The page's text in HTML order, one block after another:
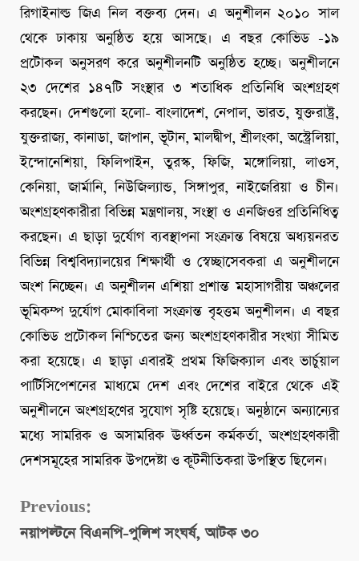
রিগাইনাল্ড জিএ নিল বক্তব্য দেন। এ অনুশীলন ২০১০ সাল
থেকে ঢাকায় অনুষ্ঠিত হয়ে আসছে। এ বছর কোভিড -১৯
প্রটোকল অনুসরণ করে অনুশীলনটি অনুষ্ঠিত হচ্ছে। অনুশীলনে
২৩ দেশের ১৪৭টি সংস্থার ৩ শতাধিক প্রতিনিধি অংশগ্রহণ
করছেন। দেশগুলো হলো- বাংলাদেশ, নেপাল, ভারত, যুক্তরাষ্ট্র,
যুক্তরাজ্য, কানাডা, জাপান, ভূটান, মালদ্বীপ, শ্রীলংকা, অস্ট্রেলিয়া,
ইন্দোনেশিয়া, ফিলিপাইন, তুরস্ক, ফিজি, মঙ্গোলিয়া, লাওস,
কেনিয়া, জার্মানি, নিউজিল্যান্ড, সিঙ্গাপুর, নাইজেরিয়া ও চীন।
অংশগ্রহণকারীরা বিভিন্ন মন্ত্রণালয়, সংস্থা ও এনজিওর প্রতিনিধিত্ব
করছেন। এ ছাড়া দুর্যোগ ব্যবস্থাপনা সংক্রান্ত বিষয়ে অধ্যয়নরত
বিভিন্ন বিশ্ববিদ্যালয়ের শিক্ষার্থী ও স্বেচ্ছাসেবকরা এ অনুশীলনে
অংশ নিচ্ছেন। এ অনুশীলন এশিয়া প্রশান্ত মহাসাগরীয় অঞ্চলের
ভূমিকম্প দুর্যোগ মোকাবিলা সংক্রান্ত বৃহত্তম অনুশীলন। এ বছর
কোভিড প্রটোকল নিশ্চিতের জন্য অংশগ্রহণকারীর সংখ্যা সীমিত
করা হয়েছে। এ ছাড়া এবারই প্রথম ফিজিক্যাল এবং ভার্চুয়াল
পার্টিসিপেশনের মাধ্যমে দেশ এবং দেশের বাইরে থেকে এই
অনুশীলনে অংশগ্রহণের সুযোগ সৃষ্টি হয়েছে। অনুষ্ঠানে অন্যান্যের
মধ্যে সামরিক ও অসামরিক ঊর্ধ্বতন কর্মকর্তা, অংশগ্রহণকারী
দেশসমূহের সামরিক উপদেষ্টা ও কূটনীতিকরা উপস্থিত ছিলেন।
Continue
Reading
Previous:
নয়াপল্টনে বিএনপি-পুলিশ সংঘর্ষ, আটক ৩০